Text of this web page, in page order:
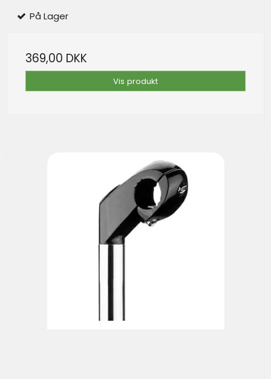
På Lager
369,00 DKK
Vis produkt